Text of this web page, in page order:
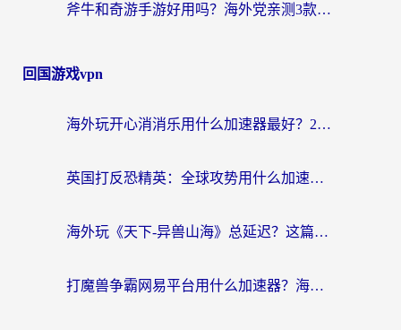
斧牛和奇游手游好用吗？海外党亲测3款回国加速器，选对才能无缝刷国内资源
回国游戏vpn
海外玩开心消消乐用什么加速器最好？2026真实体验指南，告别延迟卡顿
英国打反恐精英：全球攻势用什么加速器？2026年实测有效的国服游戏加速指南
海外玩《天下-异兽山海》总延迟？这篇延迟加速器指南帮你告别卡顿（附日本玩Sky光·遇最高警戒解决方案）
打魔兽争霸网易平台用什么加速器？海外党亲测有效的国服游戏加速指南